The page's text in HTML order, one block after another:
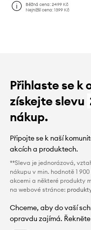
Běžná cena:2499 Kč
Nejnižší cena:1399 Kč
Přihlaste se k
získejte slevu
nákup.
Připojte se k naší
akcích a produktech.
**Sleva je jednorázová,
nákupu v min. hodnotě 1
akcemi a některé produkty
na webové stránce:
Chceme, aby do vaší
opravdu zajímá.